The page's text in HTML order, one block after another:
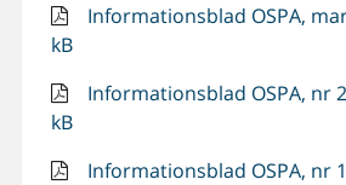
Informationsblad OSPA,
kB
Informationsblad OSPA, nr
kB
Informationsblad OSPA, nr